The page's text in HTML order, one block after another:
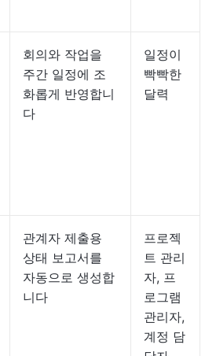
회의와 작업을
주간 일정에 조
화롭게 반영합니
다
일정이
빡빡한
달력
관계자 제출용
상태 보고서를
자동으로 생성합
니다
프로젝
트 관리
자, 프
로그램
관리자,
계정 담